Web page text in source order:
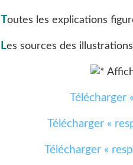
Toutes les explications
Les sources des
Télécharger
Télécharger «
Télécharger «